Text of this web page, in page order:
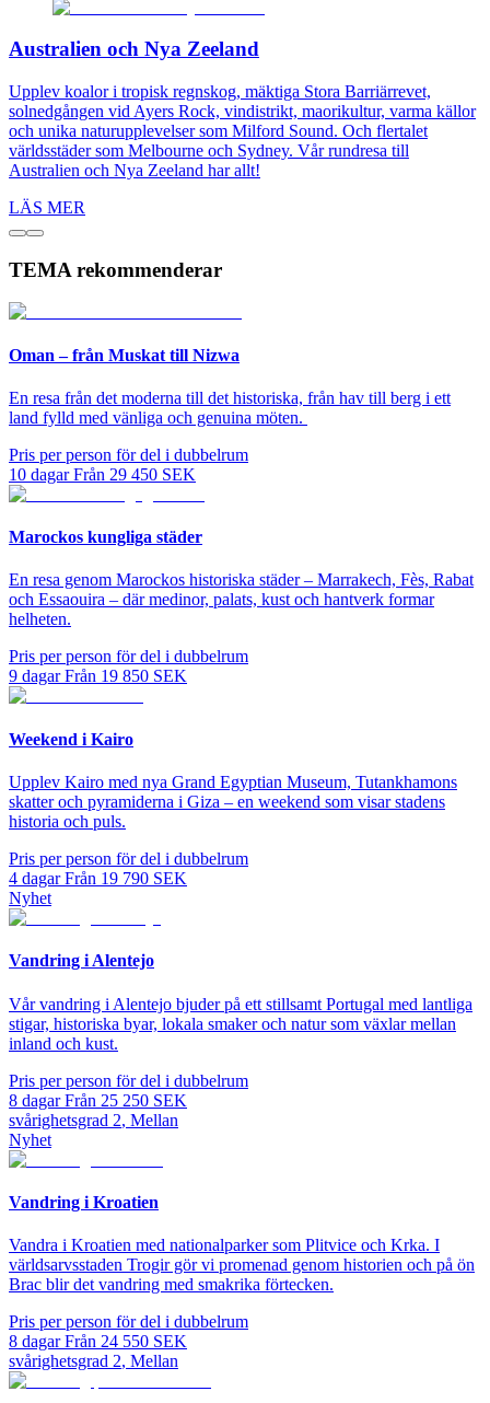
Australien och Nya Zeeland
Upplev koalor i tropisk regnskog, mäktiga Stora Barriärrevet,
solnedgången vid Ayers Rock, vindistrikt, maorikultur, varma källor
och unika naturupplevelser som Milford Sound. Och flertalet
världsstäder som Melbourne och Sydney. Vår rundresa till
Australien och Nya Zeeland har allt!
LÄS MER
TEMA rekommenderar
Oman – från Muskat till Nizwa
En resa från det moderna till det historiska, från hav till berg i ett
land fylld med vänliga och genuina möten.
Pris per person för del i dubbelrum
10 dagar Från 29 450 SEK
Marockos kungliga städer
En resa genom Marockos historiska städer – Marrakech, Fès, Rabat
och Essaouira – där medinor, palats, kust och hantverk formar
helheten.
Pris per person för del i dubbelrum
9 dagar Från 19 850 SEK
Weekend i Kairo
Upplev Kairo med nya Grand Egyptian Museum, Tutankhamons
skatter och pyramiderna i Giza – en weekend som visar stadens
historia och puls.
Pris per person för del i dubbelrum
4 dagar Från 19 790 SEK
Nyhet
Vandring i Alentejo
Vår vandring i Alentejo bjuder på ett stillsamt Portugal med lantliga
stigar, historiska byar, lokala smaker och natur som växlar mellan
inland och kust.
Pris per person för del i dubbelrum
8 dagar Från 25 250 SEK
svårighetsgrad 2, Mellan
Nyhet
Vandring i Kroatien
Vandra i Kroatien med nationalparker som Plitvice och Krka. I
världsarvsstaden Trogir gör vi promenad genom historien och på ön
Brac blir det vandring med smakrika förtecken.
Pris per person för del i dubbelrum
8 dagar Från 24 550 SEK
svårighetsgrad 2, Mellan